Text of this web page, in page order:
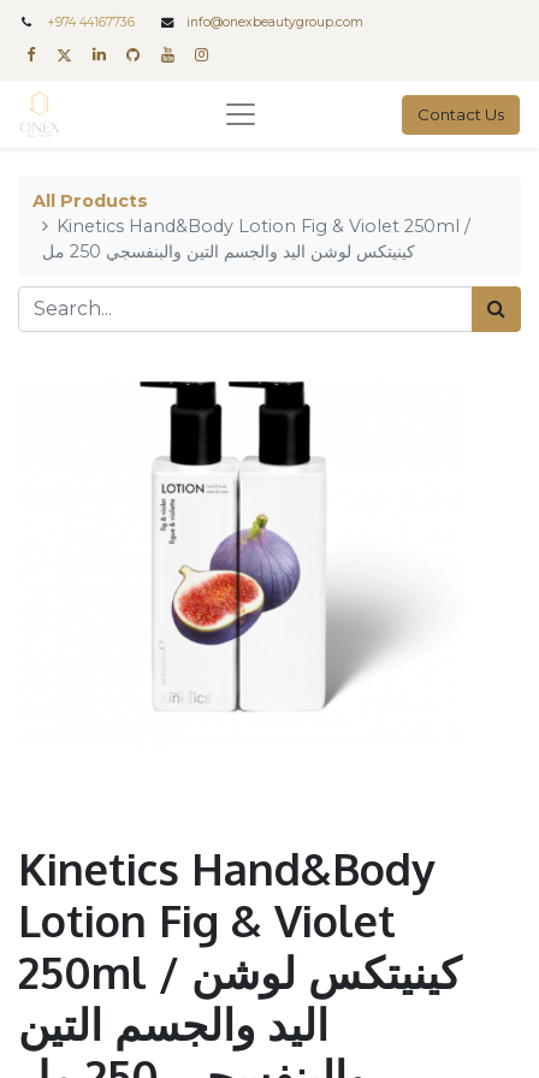
+974 44167736 info@onexbeautygroup.com
Contact Us
All Products
Kinetics Hand&Body Lotion Fig & Violet 250ml /
كينيتكس لوشن اليد والجسم التين والبنفسجي 250 مل
Kinetics Hand&Body
Lotion Fig & Violet
250ml / كينيتكس لوشن
اليد والجسم التين